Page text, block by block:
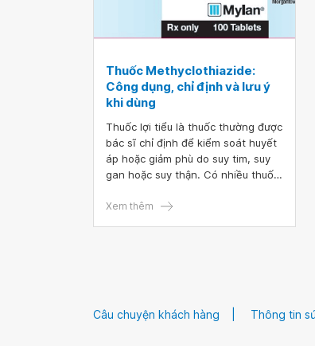
Thuốc Methyclothiazide:
Công dụng, chỉ định và lưu ý
khi dùng
Thuốc lợi tiểu là thuốc thường được
bác sĩ chỉ định để kiểm soát huyết
áp hoặc giảm phù do suy tim, suy
gan hoặc suy thận. Có nhiều thuốc
trong y khoa, một trong số đó là
Xem thêm
Câu chuyện khách hàng Thông tin